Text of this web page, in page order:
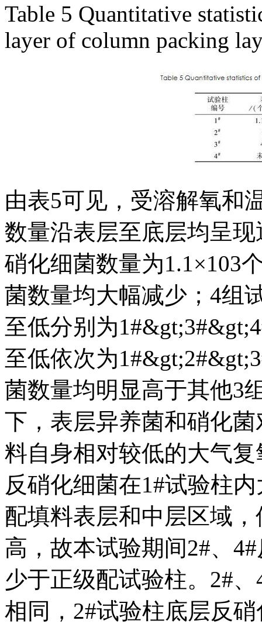
Table 5 Quantitative
layer of column packing
由表5可见，受溶解氧和
数量沿表层至底层均呈
硝化细菌数量为1.1×103
菌数量均大幅减少；4组
至低分别为
至低依次为
菌数量均明显高于其他3
下，表层异养菌和硝化
料自身相对较低的大气
反硝化细菌在1#试验柱
配填料表层和中层区域
高，故本试验期间2#、
少于正级配试验柱。2#
相同，2#试验柱底层反